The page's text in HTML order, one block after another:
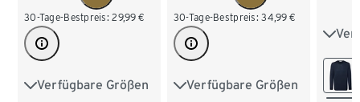
30-Tage-Bestpreis: 29,99 €
Verfügbare Größen
M 48/50 L 52/54
30-Tage-Bestpreis: 34,99 €
Verfügbare Größen
M 48/50 L 52/54
S
L